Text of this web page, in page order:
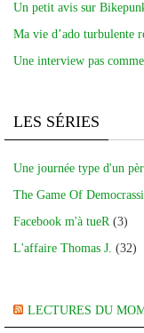
Un petit avis sur
Ma vie d’ado turbulente
Une interview pas
LES SÉRIES
Une journée type d'un
The Game Of
Facebook m'à tueR(3)
L'affaire Thomas J. (32)
LECTURES DU